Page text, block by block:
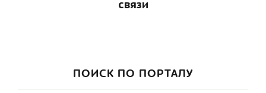
связи
ПОИСК ПО ПОРТАЛУ